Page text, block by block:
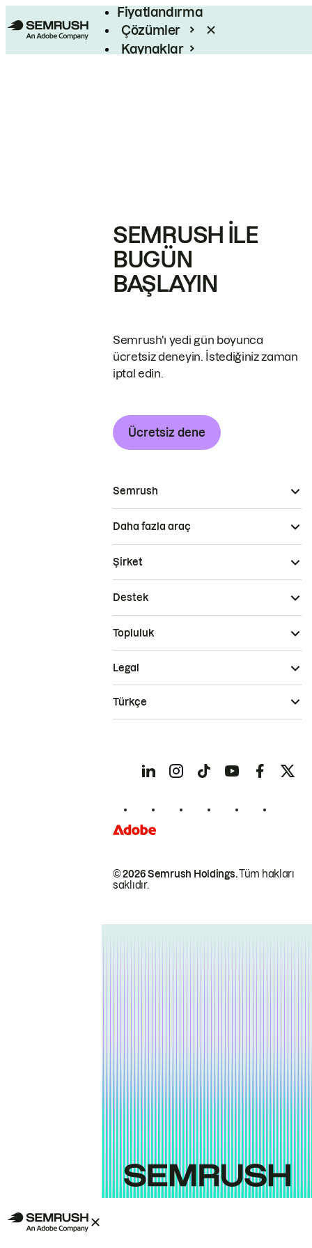
Fiyatlandırma
Çözümler
Kaynaklar
SEMRUSH ILE
BUGÜN
BAŞLAYIN
Semrush'ı yedi gün boyunca
ücretsiz deneyin. İstediğiniz zaman
iptal edin.
Ücretsiz dene
Semrush
Daha fazla araç
Şirket
Destek
Topluluk
© 2026 Semrush Holdings.Tüm hakları
saklıdır.
Legal
Türkçe